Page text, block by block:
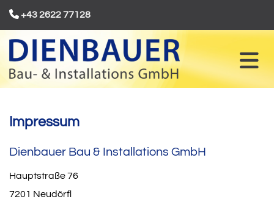
+43 2622 77128
Impressum
Dienbauer Bau & Installations GmbH
Hauptstraße 76
7201 Neudörfl